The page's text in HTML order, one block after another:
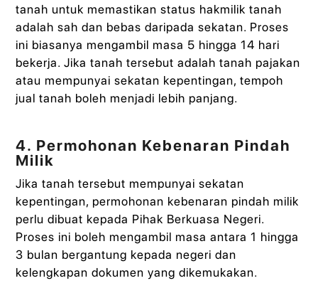
tanah untuk memastikan status hakmilik tanah
adalah sah dan bebas daripada sekatan. Proses
ini biasanya mengambil masa 5 hingga 14 hari
bekerja. Jika tanah tersebut adalah tanah pajakan
atau mempunyai sekatan kepentingan, tempoh
jual tanah boleh menjadi lebih panjang.
4. Permohonan Kebenaran Pindah
Milik
Jika tanah tersebut mempunyai sekatan
kepentingan, permohonan kebenaran pindah milik
perlu dibuat kepada Pihak Berkuasa Negeri.
Proses ini boleh mengambil masa antara 1 hingga
3 bulan bergantung kepada negeri dan
kelengkapan dokumen yang dikemukakan.